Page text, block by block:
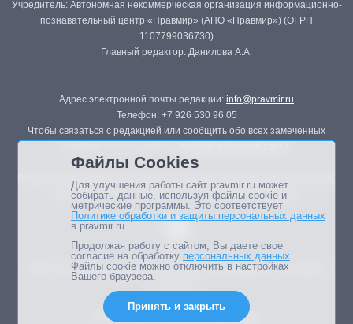
Учредитель: Автономная некоммерческая организация информационно-
познавательный центр «Правмир» (АНО «Правмир») (ОГРН
1107799036730)
Главный редактор: Данилова А.А.
Адрес электронной почты редакции: info@pravmir.ru
Телефон: +7 926 530 96 05
Чтобы связаться с редакцией или сообщить обо всех замеченных
Републикация материалов сайта в печатных изданиях (книгах, прессе)
возможна только с письменного разрешения редакции.
Мнение авторов статей портала может не совпадать с позицией
Дизайн сайта -
Файлы Cookies
Для улучшения работы сайт pravmir.ru может
собирать данные, используя файлы cookie и
метрические программы. Это соответствует
Политике обработки и защиты персональных данных
в pravmir.ru
Продолжая работу с сайтом, Вы даете свое
согласие на обработку персональных данных.
Файлы cookie можно отключить в настройках
Вашего браузера.
Принять и закрыть